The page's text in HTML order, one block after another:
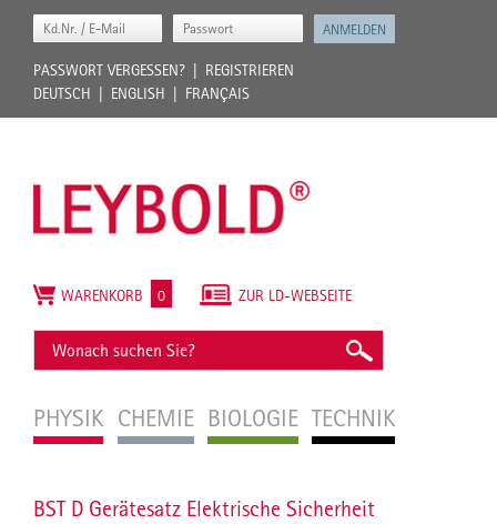
PASSWORT VERGESSEN?
REGISTRIEREN
DEUTSCH
ENGLISH FRANÇAIS
PHYSIK CHEMIE BIOLOGIE TECHNIK
ZUR LD-WEBSEITE
WARENKORB 0
BST D Gerätesatz Elektrische Sicherheit